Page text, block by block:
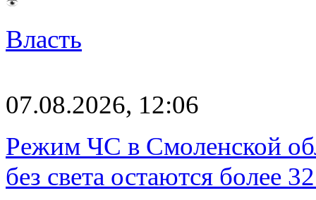
Власть
07.08.2026, 12:06
Режим ЧС в Смоленской
без света остаются более